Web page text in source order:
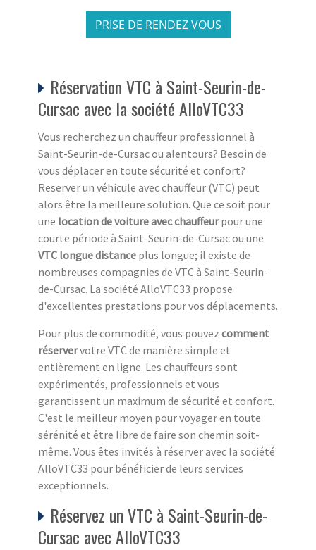
PRISE DE RENDEZ VOUS
Réservation VTC à Saint-Seurin-de-
Cursac avec la société AlloVTC33
Vous recherchez un chauffeur professionnel à
Saint-Seurin-de-Cursac ou alentours? Besoin de
vous déplacer en toute sécurité et confort?
Reserver un véhicule avec chauffeur (VTC) peut
alors être la meilleure solution. Que ce soit pour
une location de voiture avec chauffeurpour une
courte période à Saint-Seurin-de-Cursac ou une
VTC longue distance plus longue; il existe de
nombreuses compagnies de VTC à Saint-Seurin-
de-Cursac. La société AlloVTC33 propose
d'excellentes prestations pour vos déplacements.
Pour plus de commodité, vous pouvez comment
réservervotre VTC de manière simple et
entièrement en ligne. Les chauffeurs sont
expérimentés, professionnels et vous
garantissent un maximum de sécurité et confort.
C'est le meilleur moyen pour voyager en toute
sérénité et être libre de faire son chemin soit-
même. Vous êtes invités à réserver avec la société
AlloVTC33 pour bénéficier de leurs services
exceptionnels.
Réservez un VTC à Saint-Seurin-de-
Cursac avec AlloVTC33